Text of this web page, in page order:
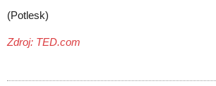
(Potlesk)
Zdroj: TED.com